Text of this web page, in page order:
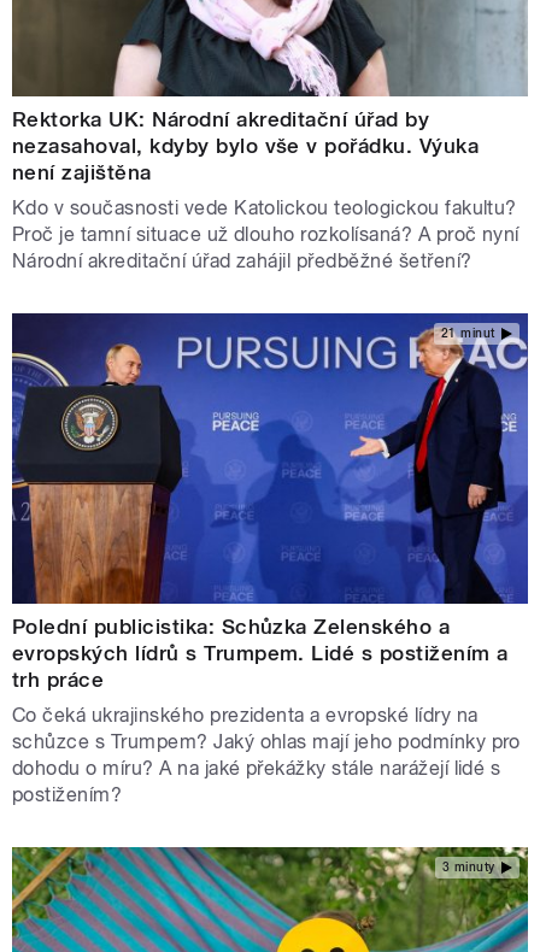
Rektorka UK: Národní akreditační úřad by
nezasahoval, kdyby bylo vše v pořádku. Výuka
není zajištěna
Kdo v současnosti vede Katolickou teologickou fakultu?
Proč je tamní situace už dlouho rozkolísaná? A proč nyní
Národní akreditační úřad zahájil předběžné šetření?
21 minut
Polední publicistika: Schůzka Zelenského a
evropských lídrů s Trumpem. Lidé s postižením a
trh práce
Co čeká ukrajinského prezidenta a evropské lídry na
schůzce s Trumpem? Jaký ohlas mají jeho podmínky pro
dohodu o míru? A na jaké překážky stále narážejí lidé s
postižením?
3 minuty